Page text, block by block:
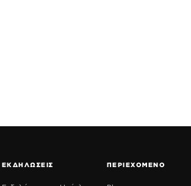
ΕΚΔΗΛΩΣΕΙΣ ΠΕΡΙΕΧΟΜΕΝΟ